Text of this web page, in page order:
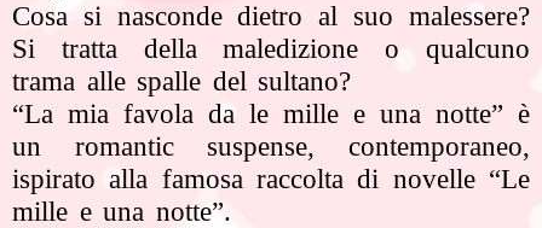
Cosa si nasconde dietro al suo malessere?
Si tratta della maledizione o qualcuno
trama alle spalle del sultano?
“La mia favola da le mille e una notte” è
un romantic suspense, contemporaneo,
ispirato alla famosa raccolta di novelle “Le
mille e una notte”.